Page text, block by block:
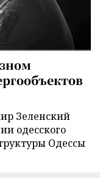
Зеленский
одесского
Одессы